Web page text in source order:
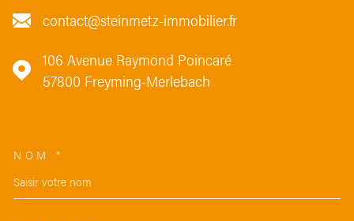
contact@steinmetz-immobilier.fr
106 Avenue Raymond Poincaré
57800
Freyming-Merlebach
NOM *